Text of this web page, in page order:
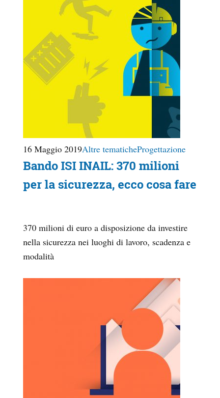
16 Maggio 2019Altre tematicheProgettazione
Bando ISI INAIL: 370 milioni
per la sicurezza, ecco cosa fare
370 milioni di euro a disposizione da investire
nella sicurezza nei luoghi di lavoro, scadenza e
modalità